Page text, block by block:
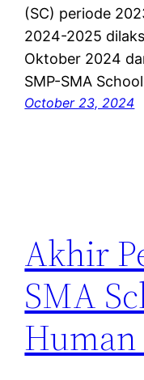
(SC) periode
2024-2025
Oktober 2024
SMP-SMA
October 23, 2024
Akhir
SMA
Human